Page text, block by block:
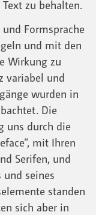
zu behalten.
Formsprache
und mit den
Wirkung zu
variabel und
wurden in
Die
uns durch die
mit Ihren
Serifen, und
und seines
standen
sich aber in